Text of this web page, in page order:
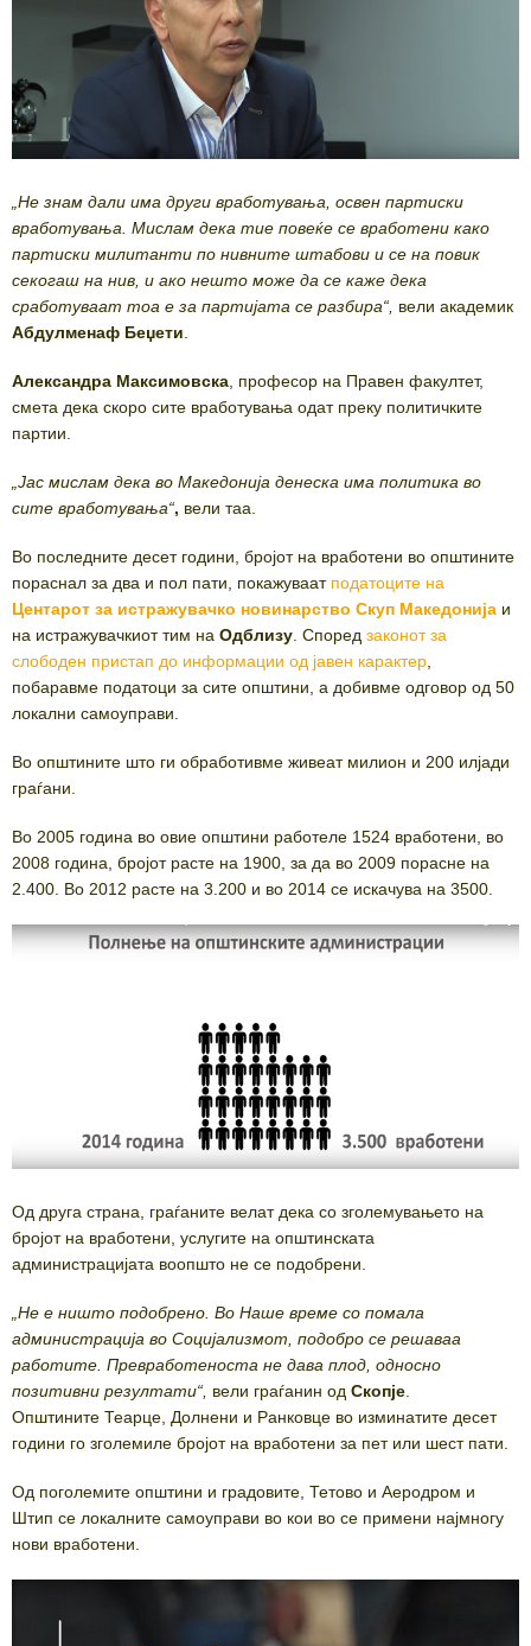
„Не знам дали има други вработувања, освен партиски
вработувања. Мислам дека тие повеќе се вработени како
партиски милитанти по нивните штабови и се на повик
секогаш на нив, и ако нешто може да се каже дека
сработуваат тоа е за партијата се разбира“, вели академик
Абдулменаф Беџети
Александра Максимовска , професор на Правен факултет,
смета дека скоро сите вработувања одат преку политичките
партии.
„Јас мислам дека во Македонија денеска има политика во
сите вработувања“, вели таа.
Во последните десет години, бројот на вработени во општините
пораснал за два и пол пати, покажуваат податоците на
Центарот за истражувачко новинарство Скуп Македонија и
на истражувачкиот тим на Одблизу . Според законот за
слободен пристап до информации од јавен карактер
побаравме податоци за сите општини, а добивме одговор од 50
локални самоуправи.
Во општините што ги обработивме живеат милион и 200 илјади
граѓани.
Во 2005 година во овие општини работеле 1524 вработени, во
2008 година, бројот расте на 1900, за да во 2009 порасне на
2.400. Во 2012 расте на 3.200 и во 2014 се искачува на 3500.
Од друга страна, граѓаните велат дека со зголемувањето на
бројот на вработени, услугите на општинската
администрацијата воопшто не се подобрени.
„Не е ништо подобрено. Во Наше време со помала
администрација во Социјализмот, подобро се решаваа
работите. Превработеноста не дава плод, односно
позитивни резултати“, вели граѓанин од Скопје
Општините Теарце, Долнени и Ранковце во изминатите десет
години го зголемиле бројот на вработени за пет или шест пати.
Од поголемите општини и градовите, Тетово и Аеродром и
Штип се локалните самоуправи во кои во се примени најмногу
нови вработени.